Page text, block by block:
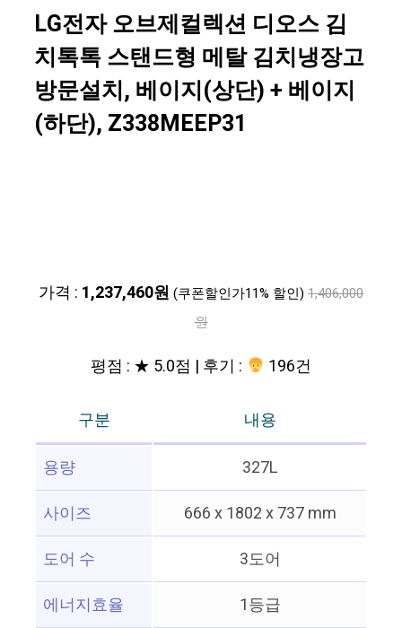
LG전자 오브제컬렉션 디오스 김
치톡톡 스탠드형 메탈 김치냉장고
방문설치, 베이지(상단) + 베이지
(하단), Z338MEEP31
가격 : 1,237,460원 (쿠폰할인가11% 할인) 1,406,000
원
평점 : ★ 5.0점 | 후기 : 196건
구분
내용
용량
327L
사이즈
666 x 1802 x 737 mm
도어 수
3도어
에너지효율
1등급